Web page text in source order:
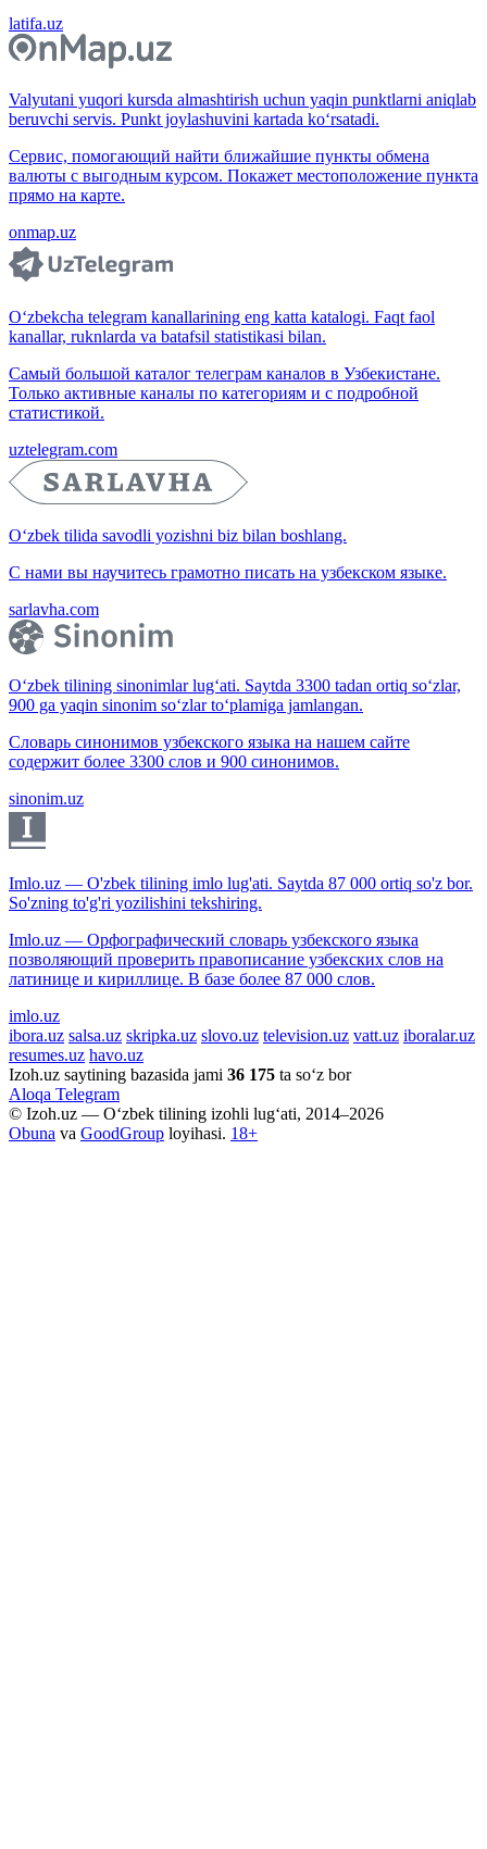
latifa.uz
Valyutani yuqori kursda almashtirish uchun yaqin punktlarni aniqlab
beruvchi servis. Punkt joylashuvini kartada ko‘rsatadi.
Сервис, помогающий найти ближайшие пункты обмена
валюты с выгодным курсом. Покажет местоположение пункта
прямо на карте.
onmap.uz
O‘zbekcha telegram kanallarining eng katta katalogi. Faqt faol
kanallar, ruknlarda va batafsil statistikasi bilan.
Самый большой каталог телеграм каналов в Узбекистане.
Только активные каналы по категориям и с подробной
статистикой.
uztelegram.com
O‘zbek tilida savodli yozishni biz bilan boshlang.
С нами вы научитесь грамотно писать на узбекском языке.
sarlavha.com
O‘zbek tilining sinonimlar lug‘ati. Saytda 3300 tadan ortiq so‘zlar,
900 ga yaqin sinonim so‘zlar to‘plamiga jamlangan.
Словарь синонимов узбекского языка на нашем сайте
содержит более 3300 слов и 900 синонимов.
sinonim.uz
Imlo.uz — O'zbek tilining imlo lug'ati. Saytda 87 000 ortiq so'z bor.
So'zning to'g'ri yozilishini tekshiring.
Imlo.uz — Орфографический словарь узбекского языка
позволяющий проверить правописание узбекских слов на
латинице и кириллице. В базе более 87 000 слов.
imlo.uz
ibora.uz salsa.uz skripka.uz slovo.uz television.uz vatt.uz iboralar.uz
resumes.uz havo.uz
Izoh.uz saytining bazasida jami 36 175 ta so‘z bor
Aloqa Telegram
© Izoh.uz — O‘zbek tilining izohli lug‘ati, 2014–2026
Obuna va GoodGroup loyihasi. 18+